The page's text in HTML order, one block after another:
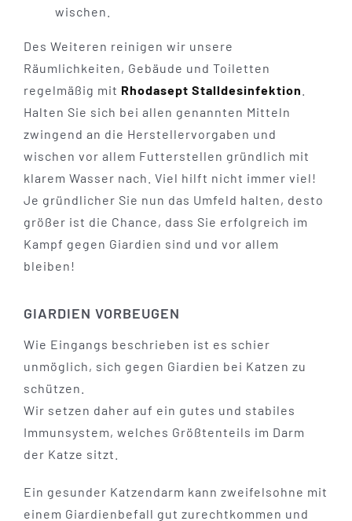
wischen.
Des Weiteren reinigen wir unsere
Räumlichkeiten, Gebäude und Toiletten
regelmäßig mit Rhodasept Stalldesinfektion
Halten Sie sich bei allen genannten Mitteln
zwingend an die Herstellervorgaben und
wischen vor allem Futterstellen gründlich mit
klarem Wasser nach. Viel hilft nicht immer viel!
Je gründlicher Sie nun das Umfeld halten, desto
größer ist die Chance, dass Sie erfolgreich im
Kampf gegen Giardien sind und vor allem
bleiben!
GIARDIEN VORBEUGEN
Wie Eingangs beschrieben ist es schier
unmöglich, sich gegen Giardien bei Katzen zu
schützen.
Wir setzen daher auf ein gutes und stabiles
Immunsystem, welches Größtenteils im Darm
der Katze sitzt.
Ein gesunder Katzendarm kann zweifelsohne mit
einem Giardienbefall gut zurechtkommen und